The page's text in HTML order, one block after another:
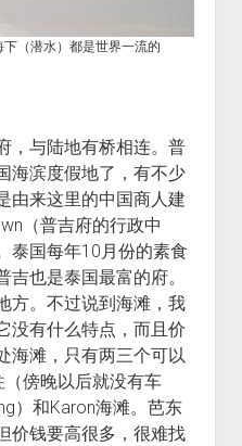
（潜水）都是世界一流的
，与陆地有桥相连。普
海滨度假地了，有不少
由来这里的中国商人建
（普吉府的行政中
泰国每年10月份的素食
也是泰国最富的府。
方。不过说到海滩，我
没有什么特点，而且价
海滩，只有两三个可以
（傍晚以后就没有车
）和Karon海滩。芭东
价钱要高很多，很难找